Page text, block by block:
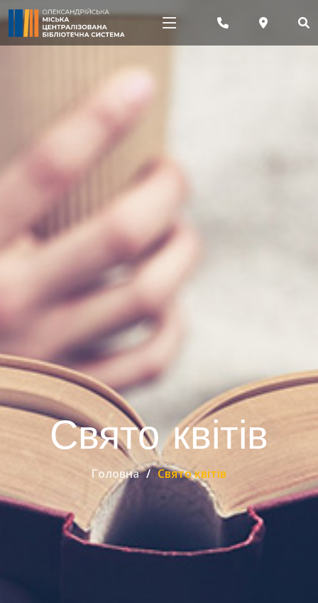
Свято квітів
Головна Свято квітів